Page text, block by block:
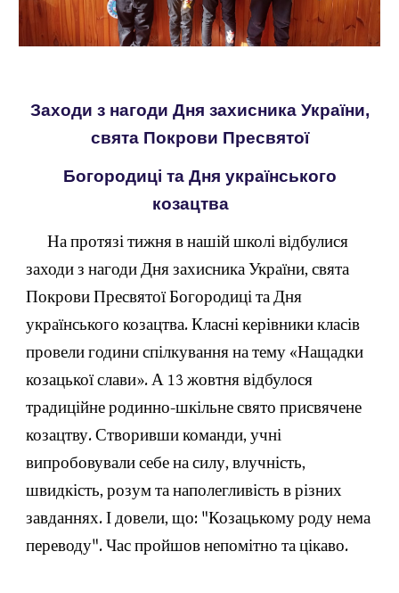
Заходи з нагоди Дня захисника України,
свята Покрови Пресвятої
козацтва
      На протязі тижня в нашій школі відбулися
заходи з нагоди Дня захисника України, свята
Покрови Пресвятої Богородиці та Дня
українського козацтва. Класні керівники класів
провели години спілкування на тему «Нащадки
козацької слави». А 13 жовтня відбулося
традиційне родинно-шкільне свято присвячене
козацтву. Створивши команди, учні
випробовували себе на силу, влучність,
швидкість, розум та наполегливість в різних
завданнях. І довели, що: "Козацькому роду нема
переводу". Час пройшов непомітно та цікаво.